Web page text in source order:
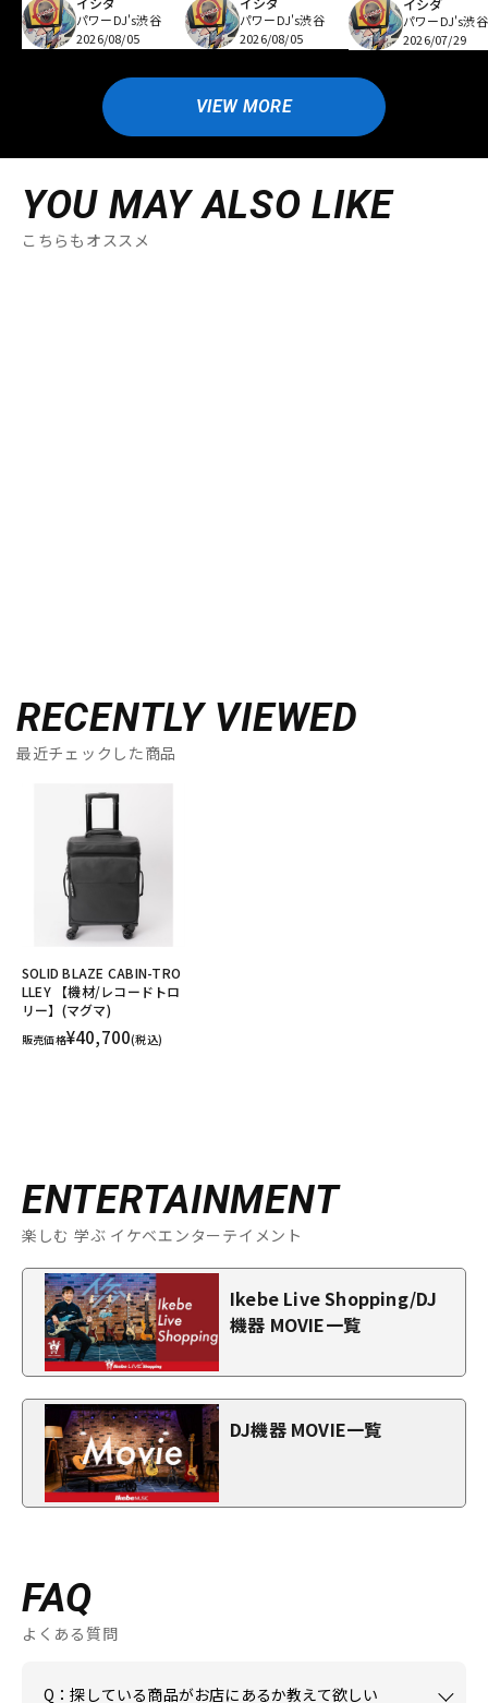
パワーDJ's渋谷
2026/08/05
パワーDJ's渋谷
2026/08/05
イシダ
パワーDJ's渋谷
2026/07/29
VIEW MORE
YOU MAY ALSO LIKE
こちらもオススメ
RECENTLY VIEWED
最近チェックした商品
SOLID BLAZE CABIN-TRO
LLEY 【機材/レコードトロ
リー】(マグマ)
販売価格¥40,700(税込)
ENTERTAINMENT
楽しむ 学ぶ イケベエンターテイメント
Ikebe Live Shopping/DJ
機器 MOVIE一覧
DJ機器 MOVIE一覧
FAQ
よくある質問
Q：探している商品がお店にあるか教えて欲しい